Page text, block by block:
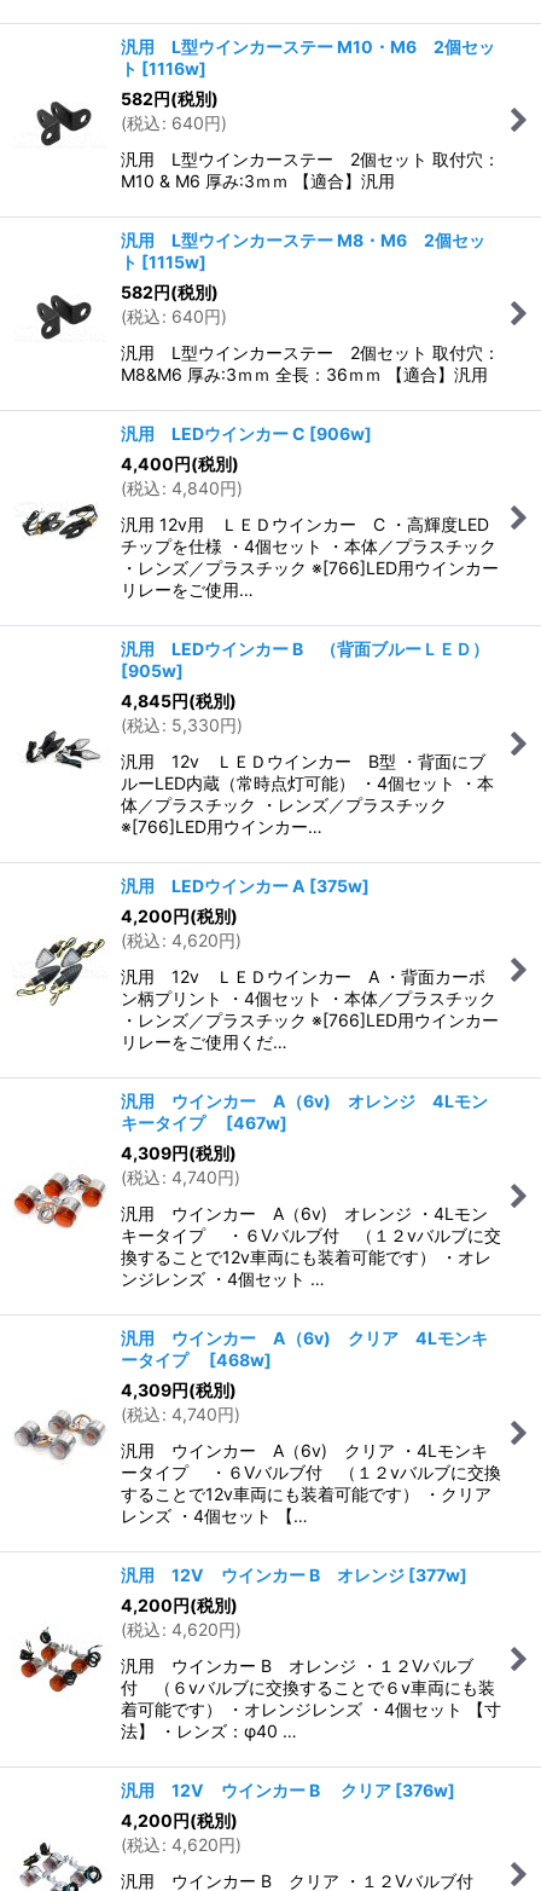
汎用 L型ウインカーステー M10・M6 2個セッ
ト [1116w]
582円(税別)
(税込: 640円)
汎用 L型ウインカーステー 2個セット 取付穴：
M10 & M6 厚み:3ｍｍ 【適合】汎用
汎用 L型ウインカーステー M8・M6 2個セッ
ト [1115w]
582円(税別)
(税込: 640円)
汎用 L型ウインカーステー 2個セット 取付穴：
M8&M6 厚み:3ｍｍ 全長：36ｍｍ 【適合】汎用
汎用 LEDウインカー C [906w]
4,400円(税別)
(税込: 4,840円)
汎用 12v用 ＬＥＤウインカー C ・高輝度LED
チップを仕様 ・4個セット ・本体／プラスチック
・レンズ／プラスチック ※[766]LED用ウインカー
リレーをご使用…
汎用 LEDウインカー B （背面ブルーＬＥＤ）
[905w]
4,845円(税別)
(税込: 5,330円)
汎用 12v ＬＥＤウインカー B型 ・背面にブ
ルーLED内蔵（常時点灯可能） ・4個セット ・本
体／プラスチック ・レンズ／プラスチック
※[766]LED用ウインカー…
汎用 LEDウインカー A [375w]
4,200円(税別)
(税込: 4,620円)
汎用 12v ＬＥＤウインカー A ・背面カーボ
ン柄プリント ・4個セット ・本体／プラスチック
・レンズ／プラスチック ※[766]LED用ウインカー
リレーをご使用くだ…
汎用 ウインカー A（6v) オレンジ 4Lモン
キータイプ
[467w]
4,309円(税別)
(税込: 4,740円)
汎用 ウインカー A（6v) オレンジ ・4Lモン
キータイプ ・６Vバルブ付 （１２vバルブに交
換することで12v車両にも装着可能です） ・オレ
ンジレンズ ・4個セット …
汎用 ウインカー A（6v) クリア 4Lモンキ
ータイプ
[468w]
4,309円(税別)
(税込: 4,740円)
汎用 ウインカー A（6v) クリア ・4Lモンキ
ータイプ ・６Vバルブ付 （１２vバルブに交換
することで12v車両にも装着可能です） ・クリア
レンズ ・4個セット 【…
汎用 12V ウインカー B オレンジ [377w]
4,200円(税別)
(税込: 4,620円)
汎用 ウインカー B オレンジ ・１２Vバルブ
付 （６vバルブに交換することで６v車両にも装
着可能です） ・オレンジレンズ ・4個セット 【寸
法】 ・レンズ：φ40 …
汎用 12V ウインカー B クリア [376w]
4,200円(税別)
(税込: 4,620円)
汎用 ウインカー B クリア ・１２Vバルブ付